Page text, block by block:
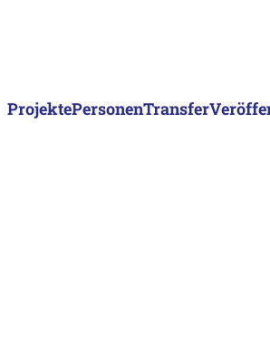
ProjektePersonenTransfer